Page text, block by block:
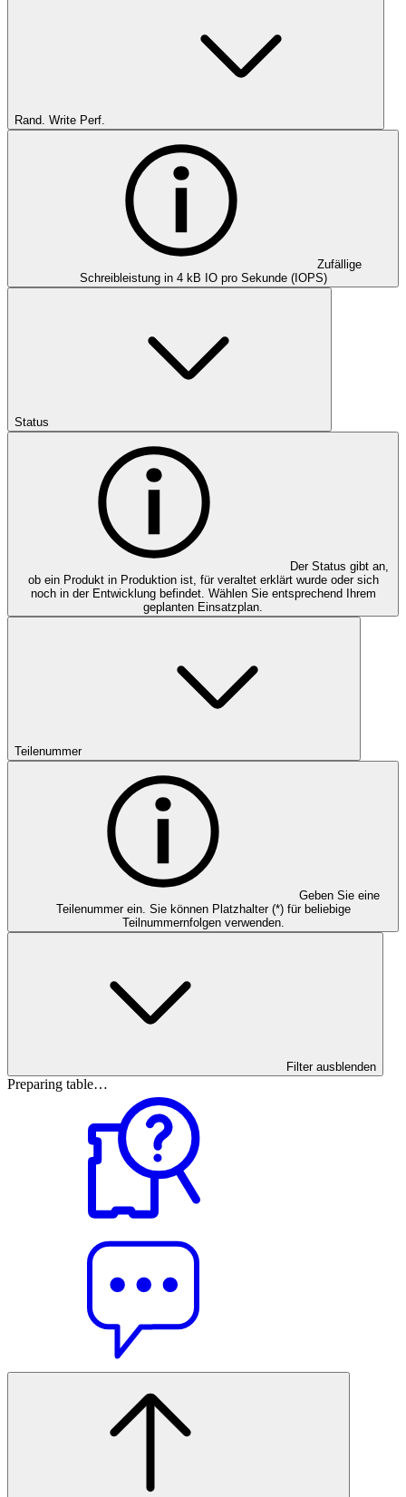
Rand. Write Perf.
Zufällige
Schreibleistung in 4 kB IO pro Sekunde (IOPS)
Status
Der Status gibt an,
ob ein Produkt in Produktion ist, für veraltet erklärt wurde oder sich
noch in der Entwicklung befindet. Wählen Sie entsprechend Ihrem
geplanten Einsatzplan.
Teilenummer
Geben Sie eine
Teilenummer ein. Sie können Platzhalter (*) für beliebige
Teilnummernfolgen verwenden.
Filter ausblenden
Preparing table…